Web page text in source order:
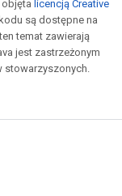
licencją Creative
są dostępne na
temat zawierają
jest zastrzeżonym
stowarzyszonych.